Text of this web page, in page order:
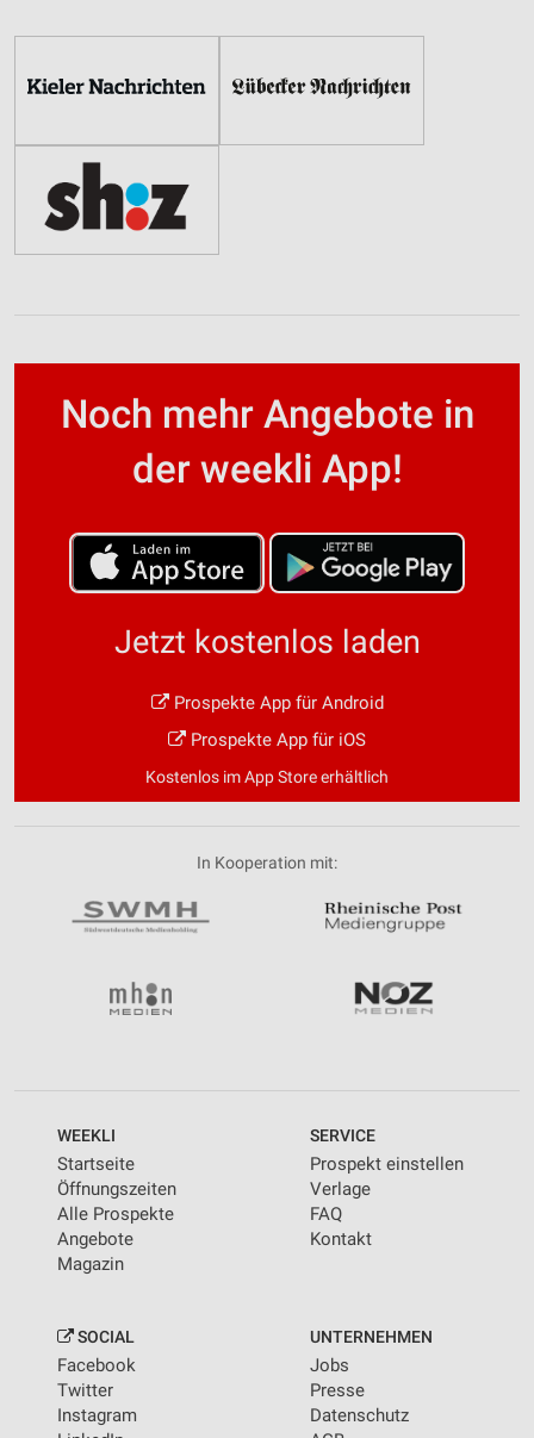
Noch mehr Angebote in
der weekli App!
Jetzt kostenlos laden
Prospekte App für Android
Prospekte App für iOS
Kostenlos im App Store erhältlich
In Kooperation mit:
WEEKLI
Startseite
Öffnungszeiten
Alle Prospekte
Angebote
Magazin
SERVICE
Prospekt einstellen
Verlage
FAQ
Kontakt
SOCIAL
Facebook
Twitter
Instagram
UNTERNEHMEN
Jobs
Presse
Datenschutz